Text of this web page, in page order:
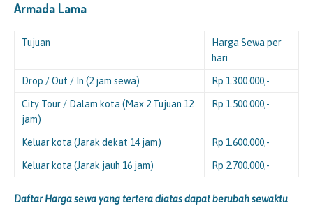
Armada Lama
Tujuan
Harga Sewa per
hari
Drop / Out / In (2 jam sewa) Rp 1.300.000,-
City Tour / Dalam kota (Max 2 Tujuan 12
jam)
Rp 1.500.000,-
Keluar kota (Jarak dekat 14 jam) Rp 1.600.000,-
Keluar kota (Jarak jauh 16 jam) Rp 2.700.000,-
Daftar Harga sewa yang tertera diatas dapat berubah sewaktu